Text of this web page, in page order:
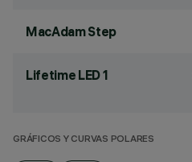
MacAdam Step
Lifetime LED 1
GRÁFICOS Y CURVAS POLARES